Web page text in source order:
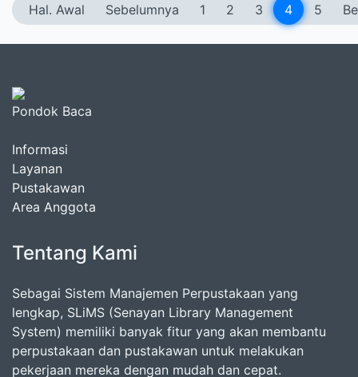
Hal. Awal Sebelumnya 1 2 3 4 5
Pondok Baca
Informasi
Layanan
Pustakawan
Area Anggota
Tentang Kami
Sebagai Sistem Manajemen Perpustakaan yang
lengkap, SLiMS (Senayan Library Management
System) memiliki banyak fitur yang akan membantu
perpustakaan dan pustakawan untuk melakukan
pekerjaan mereka dengan mudah dan cepat.